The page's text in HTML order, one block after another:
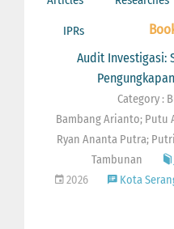
IPRs
Audit Investigasi:
Category :
Bambang Arianto; Putu
Ryan Ananta Putra;
Tambunan
2026
Kota